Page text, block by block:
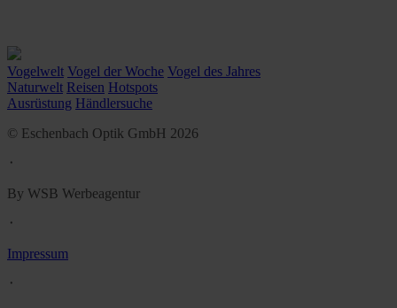
Vogelwelt Vogel der Woche Vogel des Jahres
Naturwelt Reisen Hotspots
Ausrüstung Händlersuche
© Eschenbach Optik GmbH 2026
᛫
By WSB Werbeagentur
᛫
Impressum
᛫